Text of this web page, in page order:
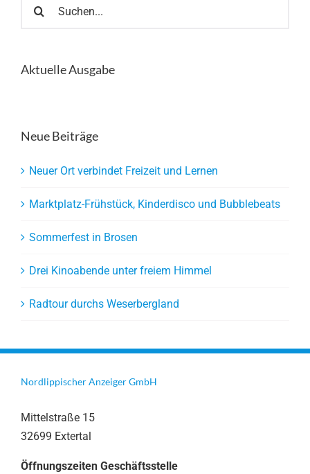
nach:
Aktuelle Ausgabe
Neue Beiträge
Neuer Ort verbindet Freizeit und Lernen
Marktplatz-Frühstück, Kinderdisco und Bubblebeats
Sommerfest in Brosen
Drei Kinoabende unter freiem Himmel
Radtour durchs Weserbergland
Nordlippischer Anzeiger GmbH
Mittelstraße 15
32699 Extertal
Öffnungszeiten Geschäftsstelle